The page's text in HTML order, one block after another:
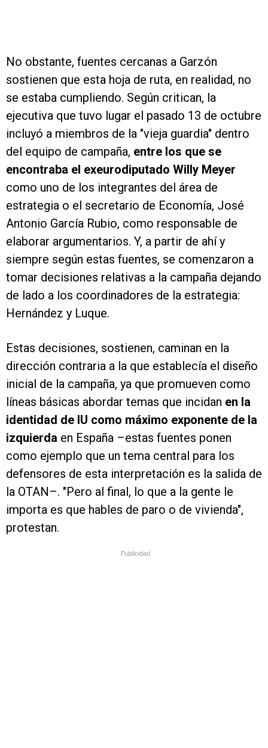
No obstante, fuentes cercanas a Garzón
sostienen que esta hoja de ruta, en realidad, no
se estaba cumpliendo. Según critican, la
ejecutiva que tuvo lugar el pasado 13 de octubre
incluyó a miembros de la "vieja guardia" dentro
del equipo de campaña, entre los que se
encontraba el exeurodiputado Willy Meyer
como uno de los integrantes del área de
estrategia o el secretario de Economía, José
Antonio García Rubio, como responsable de
elaborar argumentarios. Y, a partir de ahí y
siempre según estas fuentes, se comenzaron a
tomar decisiones relativas a la campaña dejando
de lado a los coordinadores de la estrategia:
Hernández y Luque.
Estas decisiones, sostienen, caminan en la
dirección contraria a la que establecía el diseño
inicial de la campaña, ya que promueven como
líneas básicas abordar temas que incidan en la
identidad de IU como máximo exponente de la
izquierda en España –estas fuentes ponen
como ejemplo que un tema central para los
defensores de esta interpretación es la salida de
la OTAN–. "Pero al final, lo que a la gente le
importa es que hables de paro o de vivienda",
protestan.
Publicidad